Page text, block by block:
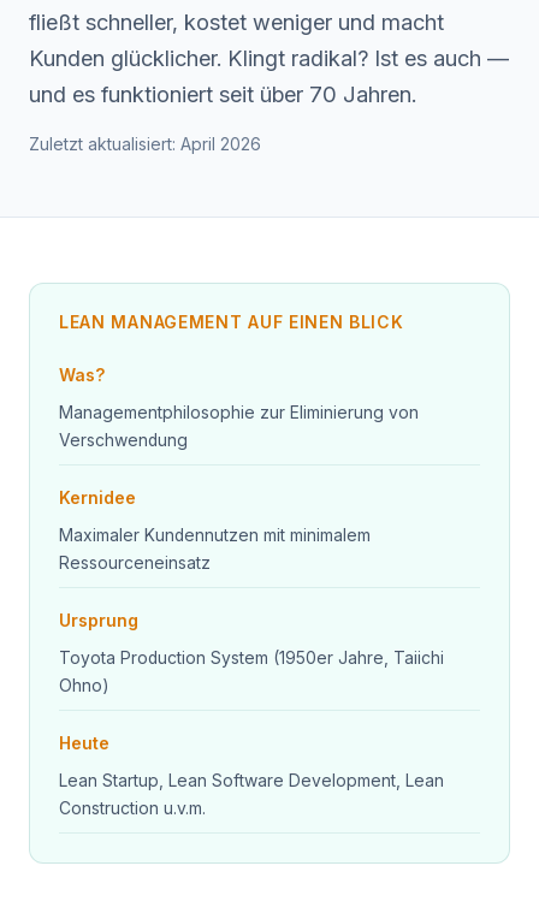
fließt schneller, kostet weniger und macht
Kunden glücklicher. Klingt radikal? Ist es auch —
und es funktioniert seit über 70 Jahren.
Zuletzt aktualisiert: April 2026
LEAN MANAGEMENT AUF EINEN BLICK
Was?
Managementphilosophie zur Eliminierung von
Verschwendung
Kernidee
Maximaler Kundennutzen mit minimalem
Ressourceneinsatz
Ursprung
Toyota Production System (1950er Jahre, Taiichi
Ohno)
Heute
Lean Startup, Lean Software Development, Lean
Construction u.v.m.